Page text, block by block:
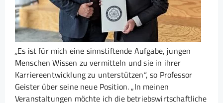
„Es ist für mich eine sinnstiftende Aufgabe, jungen
Menschen Wissen zu vermitteln und sie in ihrer
Karriereentwicklung zu unterstützen“, so Professor
Geister über seine neue Position. „In meinen
Veranstaltungen möchte ich die betriebswirtschaftliche